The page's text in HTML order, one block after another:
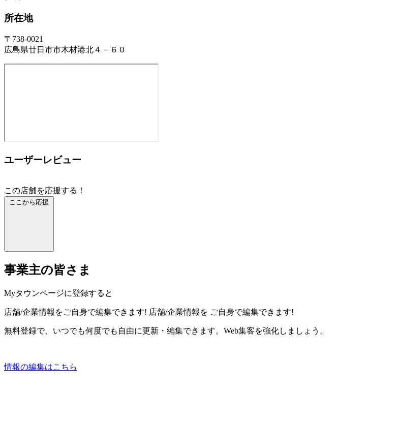
所在地
〒738-0021
広島県廿日市市木材港北４－６０
ユーザーレビュー
この店舗を応援する！
ここから応援
事業主の皆さま
Myタウンページに登録すると
店舗/企業情報をご自身で編集できます! 店舗/企業情報を ご自身で編集できます!
無料登録で、いつでも何度でも自由に更新・編集できます。Web集客を強化しましょう。
情報の編集はこちら